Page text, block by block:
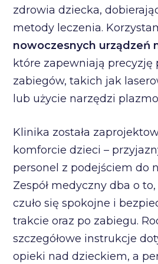
zdrowia dziecka,
metody leczenia.
nowoczesnych urządzeń
które zapewniają precyzję
zabiegów, takich jak
lub użycie narzędzi
Klinika została
komforcie dzieci –
personel z podejściem do
Zespół medyczny dba o
czuło się spokojne i
trakcie oraz po zabiegu.
szczegółowe instrukcje
opieki nad dzieckiem, a